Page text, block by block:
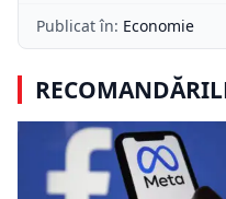
Publicat în: Economie